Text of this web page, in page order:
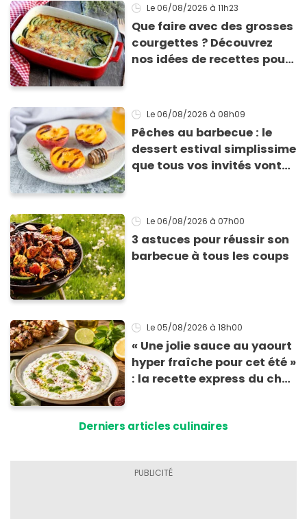
Le 06/08/2026 à 11h23
Que faire avec des grosses
courgettes ? Découvrez
nos idées de recettes pour
Le 06/08/2026 à 08h09
Pêches au barbecue : le
dessert estival simplissime
que tous vos invités vont
Le 06/08/2026 à 07h00
3 astuces pour réussir son
barbecue à tous les coups
Le 05/08/2026 à 18h00
« Une jolie sauce au yaourt
hyper fraîche pour cet été »
: la recette express du chef
grillades
Derniers articles culinaires